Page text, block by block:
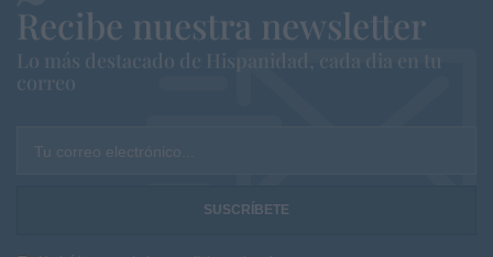
Recibe nuestra newsletter
Lo más destacado de Hispanidad, cada dia en tu
correo
Tu correo electrónico...